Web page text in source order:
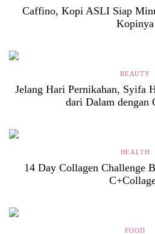
Caffino, Kopi ASLI Siap
Kopinya
BEAUTY
Jelang Hari Pernikahan, Syifa
dari Dalam dengan
HEALTH
14 Day Collagen Challenge
FOOD